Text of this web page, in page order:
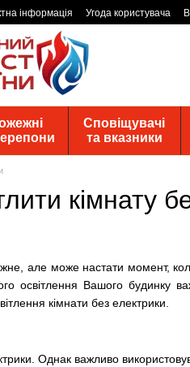
інформація Угода користувача
Сповіщувачі
та вказники
кімнату
але може настати момент,
освітлення Вашого
кімнати без електрики.
Однак важливо